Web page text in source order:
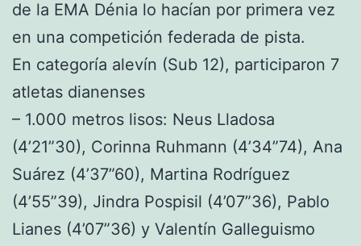
de la EMA Dénia lo hacían por primera vez
en una competición federada de pista.
En categoría alevín (Sub 12), participaron 7
atletas dianenses
– 1.000 metros lisos: Neus Lladosa
(4’21”30), Corinna Ruhmann (4’34”74), Ana
Suárez (4’37”60), Martina Rodríguez
(4’55”39), Jindra Pospisil (4’07”36), Pablo
Lianes (4’07”36) y Valentín Galleguismo